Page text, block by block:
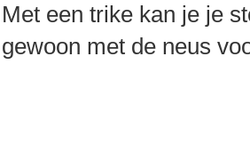
Met een trike kan je je
gewoon met de neus